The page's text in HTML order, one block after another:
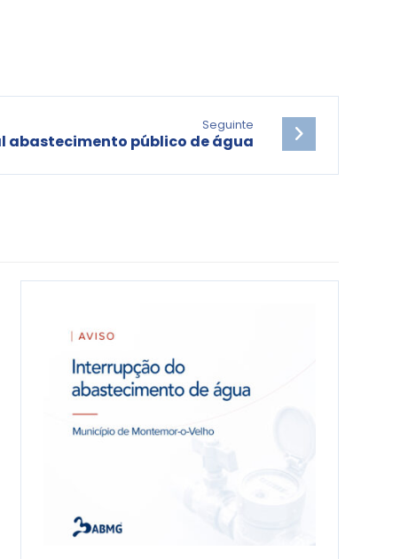
Seguinte
abastecimento público de água